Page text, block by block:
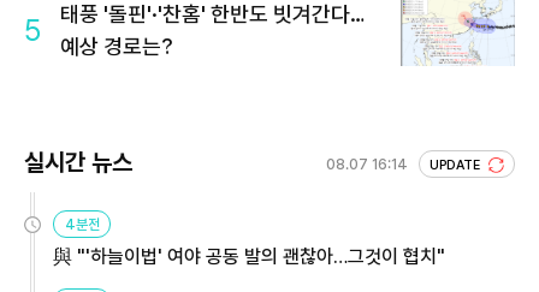
5
태풍 '돌핀'·'찬홈' 한반도 빗겨간다…
예상 경로는?
실시간 뉴스 08.07 16:14 UPDATE
4분전
與 "'하늘이법' 여야 공동 발의 괜찮아…그것이 협치"